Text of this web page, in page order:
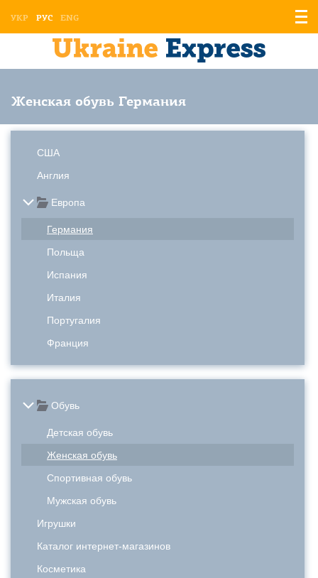
УКР РУС ENG
Женская обувь Германия
США
Англия
Европа
Германия
Польща
Испания
Италия
Португалия
Франция
Обувь
Детская обувь
Женская обувь
Спортивная обувь
Мужская обувь
Игрушки
Каталог интернет-магазинов
Косметика